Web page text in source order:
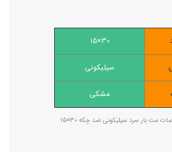
30×15
سیلیکونی
مشکی
مت بار سرد سیلیکونی ضد چکه 30×15